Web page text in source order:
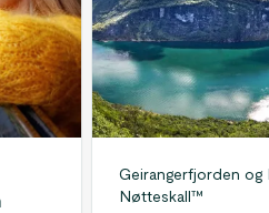
Geirangerfjorden og
Nøtteskall™